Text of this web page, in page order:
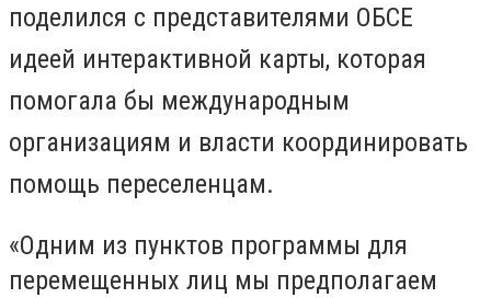
поделился с представителями ОБСЕ
идеей интерактивной карты, которая
помогала бы международным
организациям и власти координировать
помощь переселенцам.
«Одним из пунктов программы для
перемещенных лиц мы предполагаем